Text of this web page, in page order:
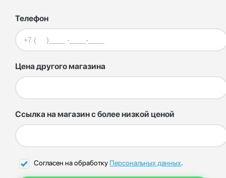
Телефон
Цена другого магазина
Ссылка на магазин с более низкой ценой
Согласен на обработку Персональных данных.